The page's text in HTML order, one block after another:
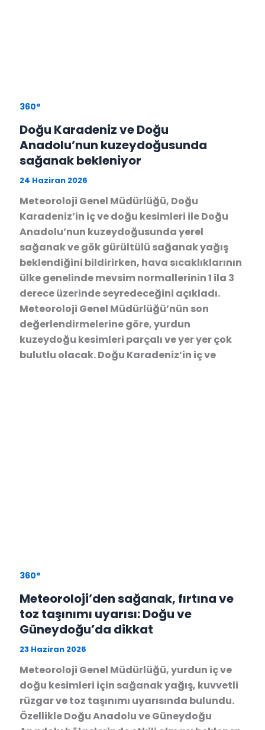
360°
Doğu Karadeniz ve Doğu
Anadolu’nun kuzeydoğusunda
sağanak bekleniyor
24 Haziran 2026
Meteoroloji Genel Müdürlüğü, Doğu
Karadeniz’in iç ve doğu kesimleri ile Doğu
Anadolu’nun kuzeydoğusunda yerel
sağanak ve gök gürültülü sağanak yağış
beklendiğini bildirirken, hava sıcaklıklarının
ülke genelinde mevsim normallerinin 1 ila 3
derece üzerinde seyredeceğini açıkladı.
Meteoroloji Genel Müdürlüğü’nün son
değerlendirmelerine göre, yurdun
kuzeydoğu kesimleri parçalı ve yer yer çok
bulutlu olacak. Doğu Karadeniz’in iç ve
360°
Meteoroloji’den sağanak, fırtına ve
toz taşınımı uyarısı: Doğu ve
Güneydoğu’da dikkat
23 Haziran 2026
Meteoroloji Genel Müdürlüğü, yurdun iç ve
doğu kesimleri için sağanak yağış, kuvvetli
rüzgar ve toz taşınımı uyarısında bulundu.
Özellikle Doğu Anadolu ve Güneydoğu